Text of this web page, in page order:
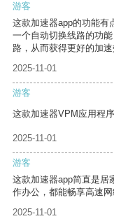
游客
这款加速器app的功能有
一个自动切换线路的功
路，从而获得更好的加速
2025-11-01
游客
这款加速器VPM应用程
2025-11-01
游客
这款加速器app简直是居
作办公，都能畅享高速
2025-11-01